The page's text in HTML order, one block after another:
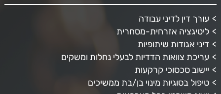
עורך דין לדיני עבודה
ליטיגציה אזרחית-מסחרית
דיני אגודות שיתופיות
עריכת צוואות הדדיות לבעלי נחלות ומשקים
יישוב סכסוכי קרקעות
טיפול בסוגיות מינוי בן/בת ממשיכים